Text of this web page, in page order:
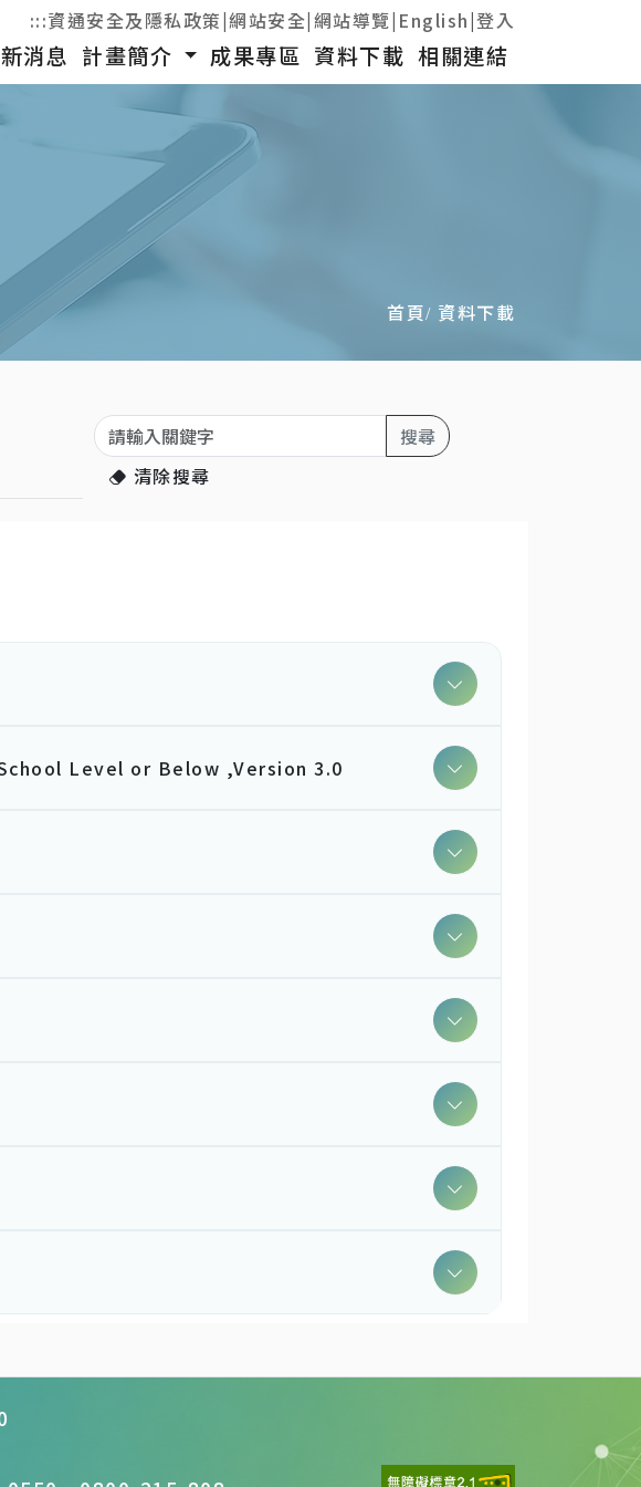
:::資通安全及隱私政策|網站安全|網站導覽| English|登入
消息 計畫簡介 成果專區 資料下載 相關連結
首頁 資料下載
關鍵字
搜尋
清除搜尋
Level or Below ,Version 3.0